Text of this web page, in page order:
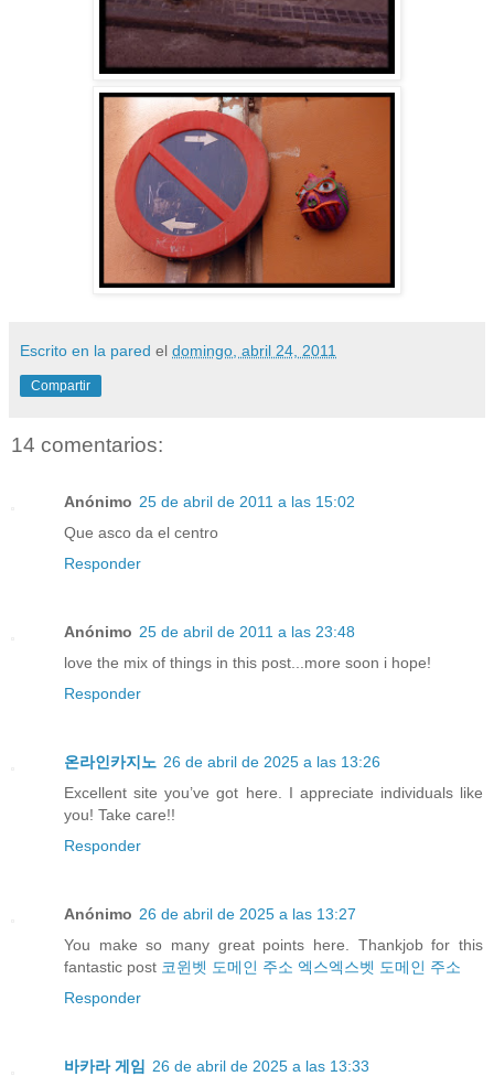
Escrito en la pared el domingo, abril 24, 2011
Compartir
14 comentarios:
Anónimo 25 de abril de 2011 a las 15:02
Que asco da el centro
Responder
Anónimo 25 de abril de 2011 a las 23:48
love the mix of things in this post...more soon i hope!
Responder
온라인카지노 26 de abril de 2025 a las 13:26
Excellent site you’ve got here. I appreciate individuals like
you! Take care!!
Responder
Anónimo 26 de abril de 2025 a las 13:27
You make so many great points here. Thankjob for this
fantastic post 코윈벳 도메인 주소 엑스엑스벳 도메인 주소
Responder
바카라 게임
26 de abril de 2025 a las 13:33